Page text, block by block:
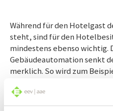
Während für den Hotelgast
steht, sind für den
mindestens ebenso wichtig.
Gebäudeautomation senkt
merklich. So wird zum
Treppenhäuser sowie
Intensität beleuchtet – die